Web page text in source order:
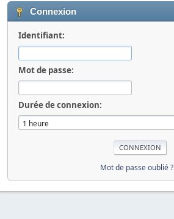
Connexion
Identifiant:
Mot de passe:
Durée de connexion:
Mot de passe oublié ?